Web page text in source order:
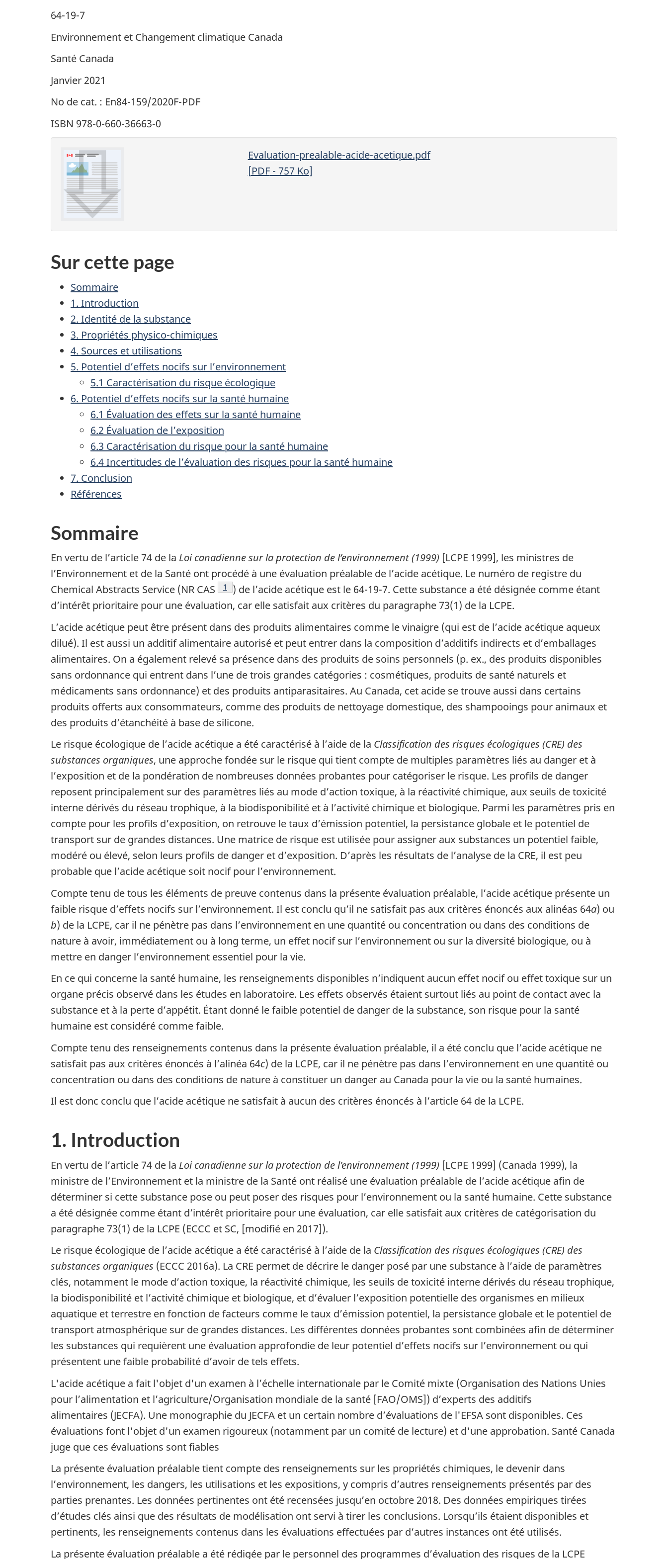
64-19-7
Environnement et Changement climatique Canada
Santé Canada
Janvier 2021
No de cat. : En84-159/2020F-PDF
ISBN 978-0-660-36663-0
Evaluation-prealable-acide-acetique.pdf
[PDF- 757 Ko]
Sur cette page
Sommaire
1. Introduction
2. Identité de la substance
3. Propriétés physico-chimiques
4. Sources et utilisations
5. Potentiel d’effets nocifs sur l’environnement
5.1 Caractérisation du risque écologique
6. Potentiel d’effets nocifs sur la santé humaine
6.1 Évaluation des effets sur la santé humaine
6.2 Évaluation de l’exposition
6.3 Caractérisation du risque pour la santé humaine
6.4 Incertitudes de l’évaluation des risques pour la santé humaine
7. Conclusion
Références
Sommaire
En vertu de l’article 74 de la Loi canadienne sur la protection de l’environnement (1999) [LCPE 1999], les ministres de
l’Environnement et de la Santé ont procédé à une évaluation préalable de l’acide acétique. Le numéro de registre du
Chemical Abstracts Service (NR CAS
Note de bas de page
1
) de l’acide acétique est le 64-19-7. Cette substance a été désignée comme étant
d’intérêt prioritaire pour une évaluation, car elle satisfait aux critères du paragraphe 73(1) de la LCPE.
L’acide acétique peut être présent dans des produits alimentaires comme le vinaigre (qui est de l’acide acétique aqueux
dilué). Il est aussi un additif alimentaire autorisé et peut entrer dans la composition d’additifs indirects et d’emballages
alimentaires. On a également relevé sa présence dans des produits de soins personnels (p. ex., des produits disponibles
sans ordonnance qui entrent dans l’une de trois grandes catégories : cosmétiques, produits de santé naturels et
médicaments sans ordonnance) et des produits antiparasitaires. Au Canada, cet acide se trouve aussi dans certains
produits offerts aux consommateurs, comme des produits de nettoyage domestique, des shampooings pour animaux et
des produits d’étanchéité à base de silicone.
Le risque écologique de l’acide acétique a été caractérisé à l’aide de la Classification des risques écologiques (CRE) des
substances organiques, une approche fondée sur le risque qui tient compte de multiples paramètres liés au danger et à
l’exposition et de la pondération de nombreuses données probantes pour catégoriser le risque. Les profils de danger
reposent principalement sur des paramètres liés au mode d’action toxique, à la réactivité chimique, aux seuils de toxicité
interne dérivés du réseau trophique, à la biodisponibilité et à l’activité chimique et biologique. Parmi les paramètres pris en
compte pour les profils d’exposition, on retrouve le taux d’émission potentiel, la persistance globale et le potentiel de
transport sur de grandes distances. Une matrice de risque est utilisée pour assigner aux substances un potentiel faible,
modéré ou élevé, selon leurs profils de danger et d’exposition. D’après les résultats de l’analyse de la CRE, il est peu
probable que l’acide acétique soit nocif pour l’environnement.
Compte tenu de tous les éléments de preuve contenus dans la présente évaluation préalable, l’acide acétique présente un
faible risque d’effets nocifs sur l’environnement. Il est conclu qu’il ne satisfait pas aux critères énoncés aux alinéas 64a) ou
b) de la LCPE, car il ne pénètre pas dans l’environnement en une quantité ou concentration ou dans des conditions de
nature à avoir, immédiatement ou à long terme, un effet nocif sur l’environnement ou sur la diversité biologique, ou à
mettre en danger l’environnement essentiel pour la vie.
En ce qui concerne la santé humaine, les renseignements disponibles n’indiquent aucun effet nocif ou effet toxique sur un
organe précis observé dans les études en laboratoire. Les effets observés étaient surtout liés au point de contact avec la
substance et à la perte d’appétit. Étant donné le faible potentiel de danger de la substance, son risque pour la santé
humaine est considéré comme faible.
Compte tenu des renseignements contenus dans la présente évaluation préalable, il a été conclu que l’acide acétique ne
satisfait pas aux critères énoncés à l’alinéa 64c) de la LCPE, car il ne pénètre pas dans l’environnement en une quantité ou
concentration ou dans des conditions de nature à constituer un danger au Canada pour la vie ou la santé humaines.
Il est donc conclu que l’acide acétique ne satisfait à aucun des critères énoncés à l’article 64 de la LCPE.
1. Introduction
En vertu de l’article 74 de la Loi canadienne sur la protection de l’environnement (1999) [LCPE 1999] (Canada 1999), la
ministre de l’Environnement et la ministre de la Santé ont réalisé une évaluation préalable de l’acide acétique afin de
déterminer si cette substance pose ou peut poser des risques pour l’environnement ou la santé humaine. Cette substance
a été désignée comme étant d’intérêt prioritaire pour une évaluation, car elle satisfait aux critères de catégorisation du
paragraphe 73(1) de la LCPE (ECCC et SC, [modifié en 2017]).
Le risque écologique de l’acide acétique a été caractérisé à l’aide de la Classification des risques écologiques (CRE) des
substances organiques (ECCC 2016a). La CRE permet de décrire le danger posé par une substance à l’aide de paramètres
clés, notamment le mode d’action toxique, la réactivité chimique, les seuils de toxicité interne dérivés du réseau trophique,
la biodisponibilité et l’activité chimique et biologique, et d’évaluer l’exposition potentielle des organismes en milieux
aquatique et terrestre en fonction de facteurs comme le taux d’émission potentiel, la persistance globale et le potentiel de
transport atmosphérique sur de grandes distances. Les différentes données probantes sont combinées afin de déterminer
les substances qui requièrent une évaluation approfondie de leur potentiel d’effets nocifs sur l’environnement ou qui
présentent une faible probabilité d’avoir de tels effets.
L'acide acétique a fait l'objet d'un examen à l’échelle internationale par le Comité mixte (Organisation des Nations Unies
pour l’alimentation et l’agriculture/Organisation mondiale de la santé [FAO/OMS]) d’experts des additifs
alimentaires (JECFA). Une monographie du JECFA et un certain nombre d’évaluations de l'EFSA sont disponibles. Ces
évaluations font l'objet d'un examen rigoureux (notamment par un comité de lecture) et d'une approbation. Santé Canada
juge que ces évaluations sont fiables
La présente évaluation préalable tient compte des renseignements sur les propriétés chimiques, le devenir dans
l’environnement, les dangers, les utilisations et les expositions, y compris d’autres renseignements présentés par des
parties prenantes. Les données pertinentes ont été recensées jusqu’en octobre 2018. Des données empiriques tirées
d’études clés ainsi que des résultats de modélisation ont servi à tirer les conclusions. Lorsqu’ils étaient disponibles et
pertinents, les renseignements contenus dans les évaluations effectuées par d’autres instances ont été utilisés.
La présente évaluation préalable a été rédigée par le personnel des programmes d’évaluation des risques de la LCPE